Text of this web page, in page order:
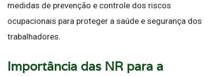
medidas de prevenção e controle dos riscos
ocupacionais para proteger a saúde e segurança dos
trabalhadores.
Importância das NR para a